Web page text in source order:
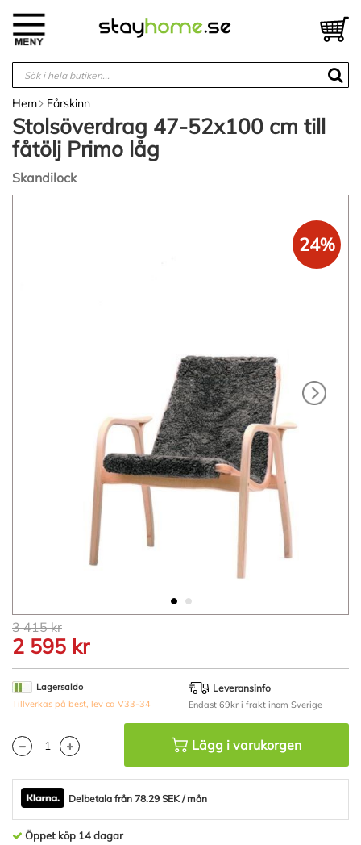
innehållet
Hem Fårskinn
Stolsöverdrag 47-52x100 cm till
fåtölj Primo låg
Skandilock
Hoppa
till
början
av
bildgalleriet
24%
3 415 kr
2 595 kr
Lagersaldo
Tillverkas på best, lev ca V33-34
Leveransinfo
Endast 69kr i frakt inom Sverige
Lägg i varukorgen
Delbetala från 78.29 SEK / mån
Öppet köp 14 dagar